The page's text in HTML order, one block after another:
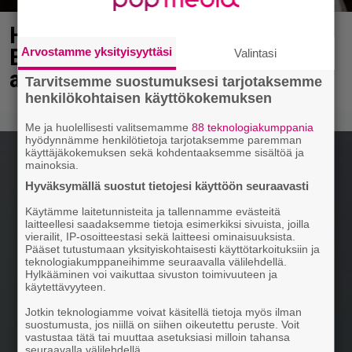
Heikki Paasonen kaunistautui
Eppujen keikalle – ”Jutunjuurta
aikaiseksi tänään Tampereella”
Arvostamme yksityisyyttäsi Valintasi
Tarvitsemme suostumuksesi tarjotaksemme
henkilökohtaisen käyttökokemuksen
Me ja huolellisesti valitsemamme88 teknologiakumppania
hyödynnämme henkilötietoja tarjotaksemme paremman
käyttäjäkokemuksen sekä kohdentaaksemme sisältöä ja
mainoksia.
Hyväksymällä suostut tietojesi käyttöön seuraavasti
Käytämme laitetunnisteita ja tallennamme evästeitä
laitteellesi saadaksemme tietoja esimerkiksi sivuista, joilla
vierailit, IP-osoitteestasi sekä laitteesi ominaisuuksista.
Pääset tutustumaan yksityiskohtaisesti käyttötarkoituksiin ja
teknologiakumppaneihimme seuraavalla välilehdellä.
Hylkääminen voi vaikuttaa sivuston toimivuuteen ja
käytettävyyteen.
Jotkin teknologiamme voivat käsitellä tietoja myös ilman
suostumusta, jos niillä on siihen oikeutettu peruste. Voit
vastustaa tätä tai muuttaa asetuksiasi milloin tahansa
seuraavalla välilehdellä.